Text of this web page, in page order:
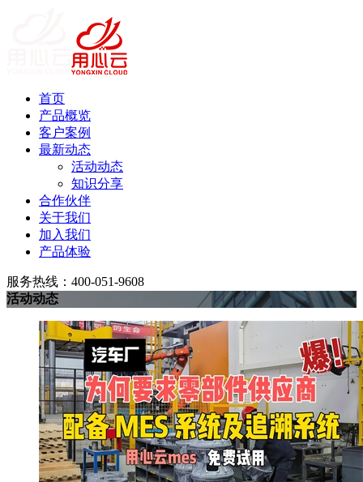
首页
产品概览
客户案例
最新动态
活动动态
知识分享
合作伙伴
关于我们
加入我们
产品体验
服务热线：400-051-9608
活动动态